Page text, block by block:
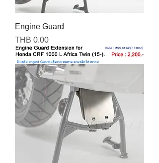
Engine Guard
Price
THB 0.00